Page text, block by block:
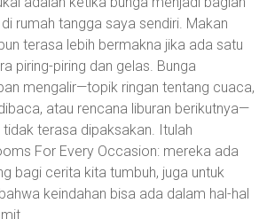
rumah tangga saya sendiri. Makan
terasa lebih bermakna jika ada satu
piring-piring dan gelas. Bunga
mengalir—topik ringan tentang cuaca,
atau rencana liburan berikutnya—
terasa dipaksakan. Itulah
For Every Occasion: mereka ada
bagi cerita kita tumbuh, juga untuk
keindahan bisa ada dalam hal-hal